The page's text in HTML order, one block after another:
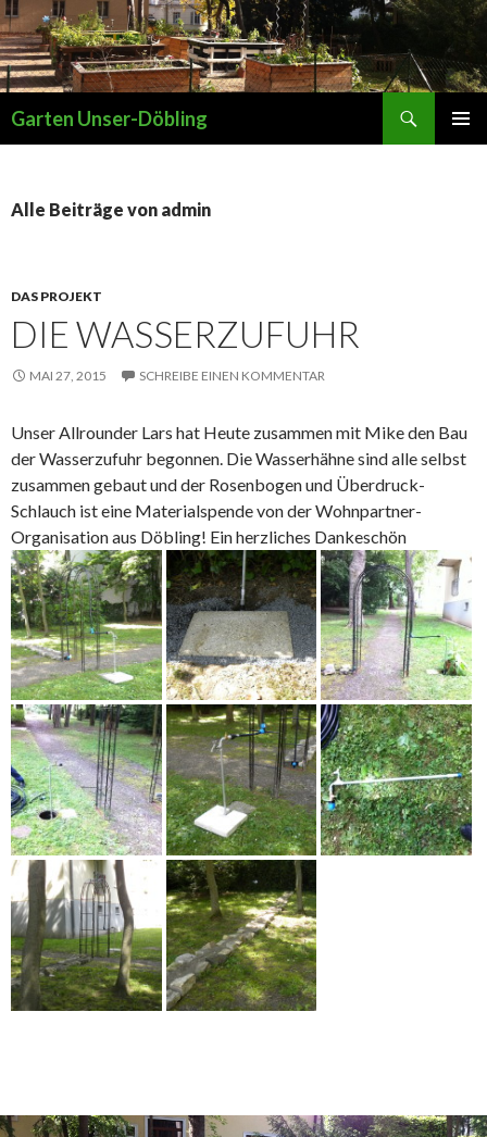
Garten Unser-Döbling
Alle Beiträge von admin
DAS PROJEKT
DIE WASSERZUFUHR
MAI 27, 2015 SCHREIBE EINEN KOMMENTAR
Unser Allrounder Lars hat Heute zusammen mit Mike den Bau
der Wasserzufuhr begonnen. Die Wasserhähne sind alle selbst
zusammen gebaut und der Rosenbogen und Überdruck-
Schlauch ist eine Materialspende von der Wohnpartner-
Organisation aus Döbling! Ein herzliches Dankeschön